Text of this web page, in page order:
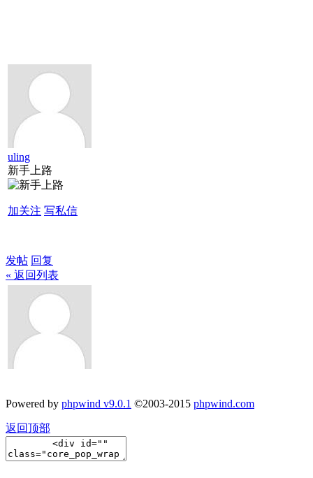
uling
新手上路
加关注 写私信
发帖 回复
« 返回列表
Powered by phpwind v9.0.1 ©2003-2015 phpwind.com
返回顶部